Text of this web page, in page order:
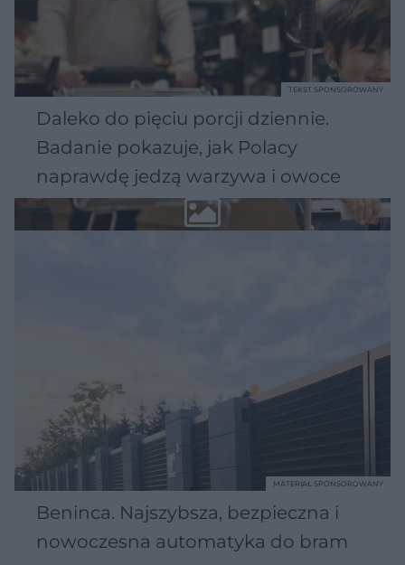
Daleko do pięciu porcji dziennie.
Badanie pokazuje, jak Polacy
naprawdę jedzą warzywa i owoce
TEKST SPONSOROWANY
Beninca. Najszybsza, bezpieczna i
nowoczesna automatyka do bram
MATERIAŁ SPONSOROWANY